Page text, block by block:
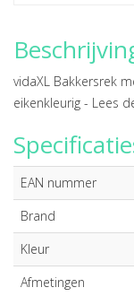
vidaXL Bakkersrek
eikenkleurig - Lees
EAN nummer
Brand
Kleur
Afmetingen